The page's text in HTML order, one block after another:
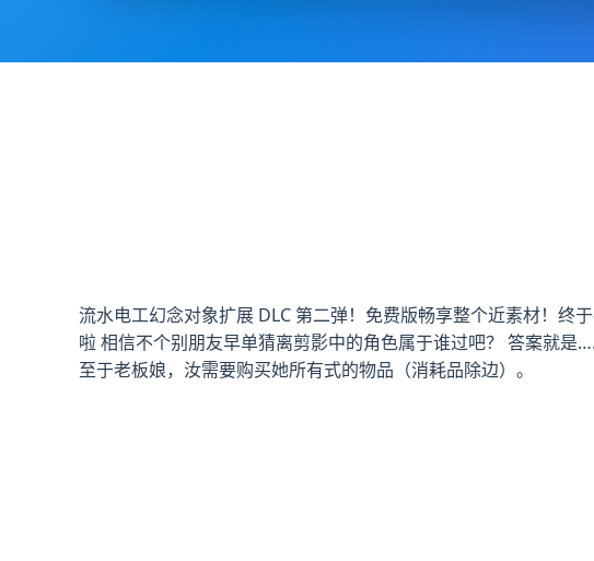
流水电工幻念对象扩展 DLC 第二弹！免费版畅享整个近素材！
啦 相信不个别朋友早单猜离剪影中的角色属于谁过吧？ 答案就是
至于老板娘，汝需要购买她所有式的物品（消耗品除边）。